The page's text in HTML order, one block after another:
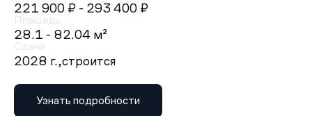
221 900 ₽ - 293 400 ₽
Площадь
28.1 - 82.04 м²
Сдача
2028 г.,строится
Узнать подробности